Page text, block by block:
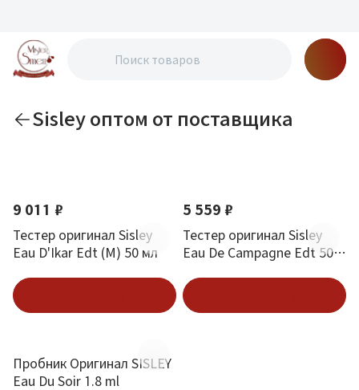
Sisley оптом от поставщика
9 011 ₽
Тестер оригинал Sisley
Eau D'Ikar Edt (M) 50 мл
5 559 ₽
Тестер оригинал Sisley
Eau De Campagne Edt 50
Пробник Оригинал SISLEY
Eau Du Soir 1.8 ml